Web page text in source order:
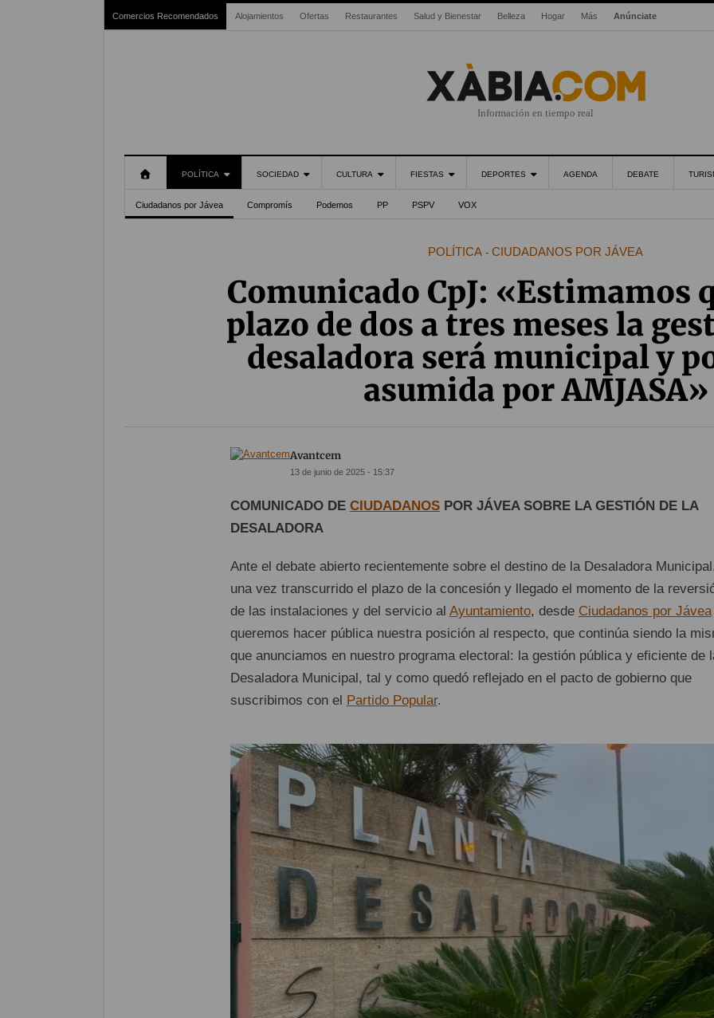
Comercios Recomendados Alojamientos Ofertas Restaurantes Salud y Bienestar Belleza Hogar Más Anúnciate
Información en tiempo real
POLÍTICA SOCIEDAD CULTURA FIESTAS DEPORTES AGENDA DEBATE
Ciudadanos por Jávea Compromís Podemos PP PSPV VOX
POLÍTICA - CIUDADANOS POR JÁVEA
Comunicado CpJ: «Estimamos
plazo de dos a tres meses la
desaladora será municipal y
asumida por AMJASA»
Avantcem
13 de junio de 2025 - 15:37
COMUNICADO DE CIUDADANOSPOR JÁVEA SOBRE LA GESTIÓN DE LA
DESALADORA
Ante el debate abierto recientemente sobre el destino de la Desaladora
una vez transcurrido el plazo de la concesión y llegado el momento de la
de las instalaciones y del servicio al Ayuntamiento, desde Ciudadanos por Jávea
queremos hacer pública nuestra posición al respecto, que continúa siendo la
que anunciamos en nuestro programa electoral: la gestión pública y eficiente de
Desaladora Municipal, tal y como quedó reflejado en el pacto de gobierno que
suscribimos con el Partido Popular.